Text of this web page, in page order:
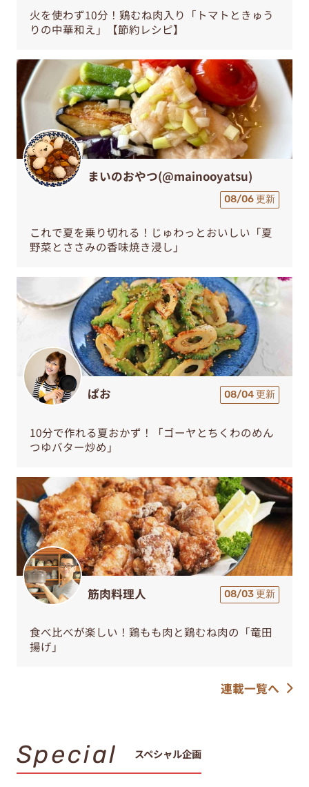
火を使わず10分！鶏むね肉入り「トマトときゅう
りの中華和え」【節約レシピ】
まいのおやつ(@mainooyatsu)
08/06 更新
これで夏を乗り切れる！じゅわっとおいしい「夏
野菜とささみの香味焼き浸し」
ぱお 08/04 更新
10分で作れる夏おかず！「ゴーヤとちくわのめん
つゆバター炒め」
筋肉料理人 08/03 更新
食べ比べが楽しい！鶏もも肉と鶏むね肉の「竜田
揚げ」
連載一覧へ
Special スペシャル企画